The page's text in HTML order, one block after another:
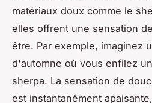
matériaux doux comme le
elles offrent une sensation
être. Par exemple, imaginez
d'automne où vous enfilez
sherpa. La sensation de
est instantanément